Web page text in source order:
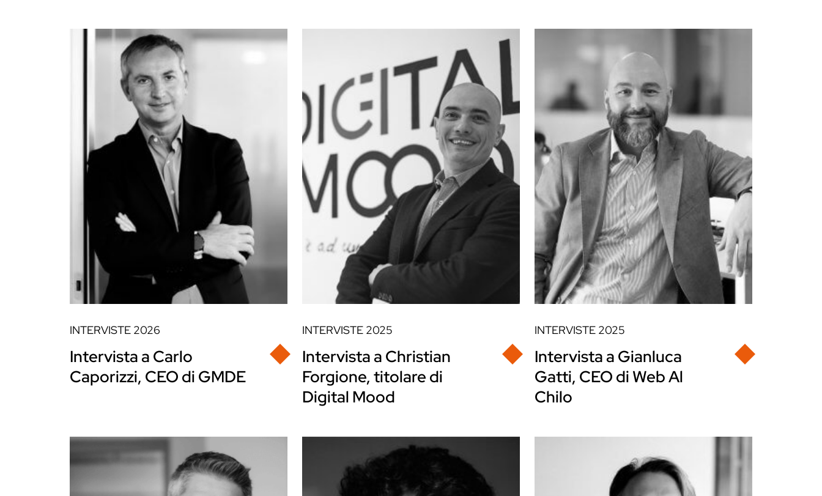
INTERVISTE 2026
Intervista a Carlo
Caporizzi, CEO di GMDE
INTERVISTE 2025
Intervista a Christian
Forgione, titolare di
Digital Mood
INTERVISTE 2025
Intervista a Gianluca
Gatti, CEO di Web Al
Chilo